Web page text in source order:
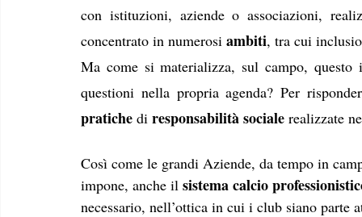
con istituzioni, aziende o associazioni,
concentrato in numerosi ambiti, tra cui
Ma come si materializza, sul campo,
questioni nella propria agenda? Per
pratiche di responsabilità sociale realizzate
Così come le grandi Aziende, da tempo in
impone, anche il sistema calcio
necessario, nell’ottica in cui i club siano parte